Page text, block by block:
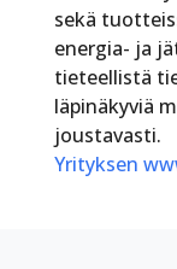
sekä
energia- ja
tieteellistä
läpinäkyviä
joustavasti.
Yrityksen